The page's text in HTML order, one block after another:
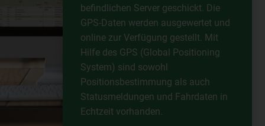
befindlichen Server geschickt. Die
GPS-Daten werden ausgewertet und
online zur Verfügung gestellt. Mit
Hilfe des GPS (Global Positioning
System) sind sowohl
Positionsbestimmung als auch
Statusmeldungen und Fahrdaten in
Echtzeit vorhanden.